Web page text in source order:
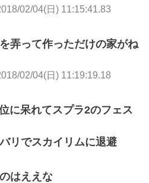
02/04(日) 11:15:41.83
弄って作っただけの家がね
02/04(日) 11:19:19.18
に呆れてスプラ2のフェス
リでスカイリムに退避
はええな